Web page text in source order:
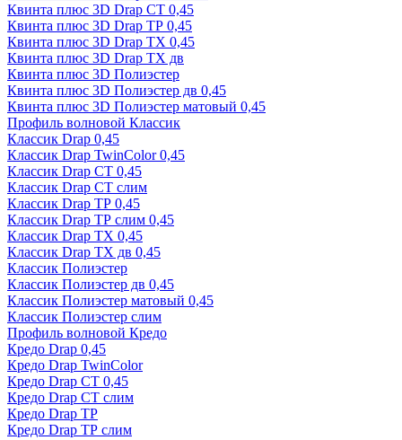
Квинта плюс 3D Drap СТ 0,45
Квинта плюс 3D Drap ТР 0,45
Квинта плюс 3D Drap ТХ 0,45
Квинта плюс 3D Drap ТХ дв
Квинта плюс 3D Полиэстер
Квинта плюс 3D Полиэстер дв 0,45
Квинта плюс 3D Полиэстер матовый 0,45
Профиль волновой Классик
Классик Drap 0,45
Классик Drap TwinColor 0,45
Классик Drap СТ 0,45
Классик Drap СТ слим
Классик Drap ТР 0,45
Классик Drap ТР слим 0,45
Классик Drap ТХ 0,45
Классик Drap ТХ дв 0,45
Классик Полиэстер
Классик Полиэстер дв 0,45
Классик Полиэстер матовый 0,45
Классик Полиэстер слим
Профиль волновой Кредо
Кредо Drap 0,45
Кредо Drap TwinColor
Кредо Drap СТ 0,45
Кредо Drap СТ слим
Кредо Drap ТР
Кредо Drap ТР слим